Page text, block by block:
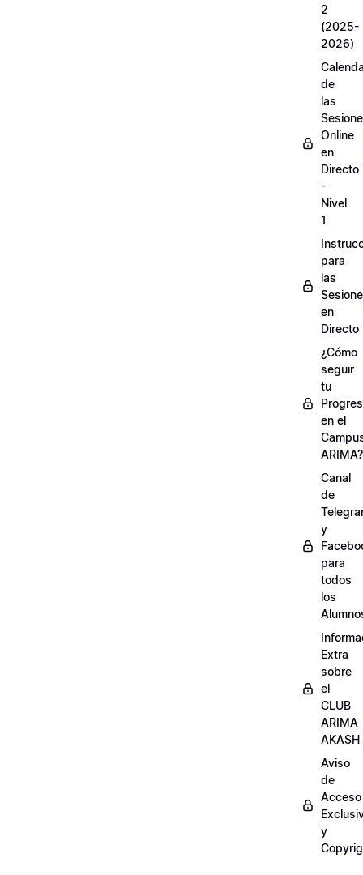
2
(2025-
2026)
de
las
Online
en
Directo
-
Nivel
1
para
las
en
Directo
¿Cómo
seguir
tu
en el
ARIMA?
Canal
de
y
para
todos
los
Extra
sobre
el
CLUB
ARIMA
AKASH
Aviso
de
Acceso
y